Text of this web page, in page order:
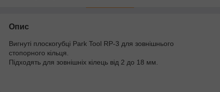
Опис
Вигнуті плоскогубці Park Tool RP-3 для зовнішнього
стопорного кільця.
Підходять для зовнішніх кілець від 2 до 18 мм.